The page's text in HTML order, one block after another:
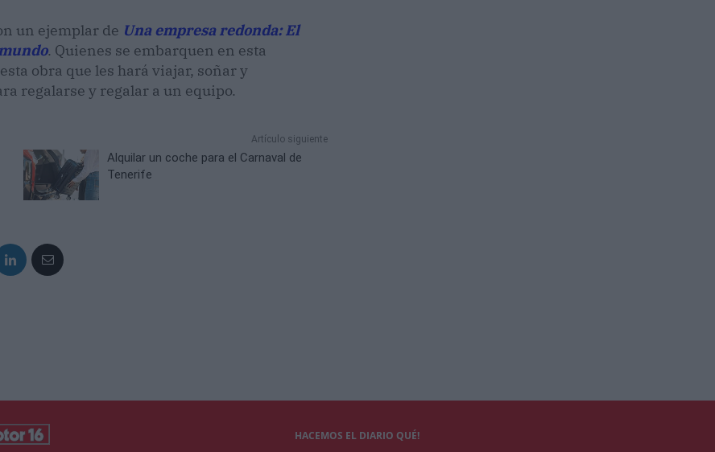
un ejemplar de Una empresa redonda: El
. Quienes se embarquen en esta
obra que les hará viajar, soñar y
regalarse y regalar a un equipo.
Artículo siguiente
Alquilar un coche para el Carnaval de
Tenerife
HACEMOS EL DIARIO QUÉ!